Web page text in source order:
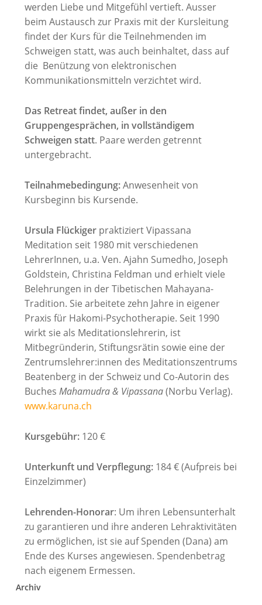
werden Liebe und Mitgefühl vertieft. Ausser
beim Austausch zur Praxis mit der Kursleitung
findet der Kurs für die Teilnehmenden im
Schweigen statt, was auch beinhaltet, dass auf
die Benützung von elektronischen
Kommunikationsmitteln verzichtet wird.
Das Retreat findet, außer in den
Gruppengesprächen, in vollständigem
Schweigen statt. Paare werden getrennt
untergebracht.
Teilnahmebedingung:Anwesenheit von
Kursbeginn bis Kursende.
Ursula Flückigerpraktiziert Vipassana
Meditation seit 1980 mit verschiedenen
LehrerInnen, u.a. Ven. Ajahn Sumedho, Joseph
Goldstein, Christina Feldman und erhielt viele
Belehrungen in der Tibetischen Mahayana-
Tradition. Sie arbeitete zehn Jahre in eigener
Praxis für Hakomi-Psychotherapie. Seit 1990
wirkt sie als Meditationslehrerin, ist
Mitbegründerin, Stiftungsrätin sowie eine der
Zentrumslehrer:innen des Meditationszentrums
Beatenberg in der Schweiz und Co-Autorin des
Buches Mahamudra & Vipassana(Norbu Verlag).
www.karuna.ch
Kursgebühr:120 €
Unterkunft und Verpflegung:184 € (Aufpreis bei
Einzelzimmer)
Lehrenden-Honorar: Um ihren Lebensunterhalt
zu garantieren und ihre anderen Lehraktivitäten
zu ermöglichen, ist sie auf Spenden (Dana) am
Ende des Kurses angewiesen. Spendenbetrag
nach eigenem Ermessen.
Archiv